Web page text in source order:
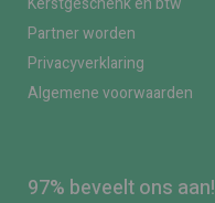
Partner worden
Privacyverklaring
Algemene voorwaarden
97% beveelt ons aan!